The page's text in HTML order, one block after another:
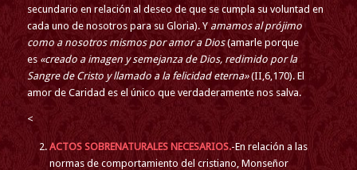
secundario en relación al deseo de que se cumpla su voluntad en
cada uno de nosotros para su Gloria). Y amamos al prójimo
como a nosotros mismos por amor a Dios(amarle porque
es «creado a imagen y semejanza de Dios, redimido por la
Sangre de Cristo y llamado a la felicidad eterna»(II,6,170). El
amor de Caridad es el único que verdaderamente nos salva.
<
ACTOS SOBRENATURALES NECESARIOS.-En relación a las
normas de comportamiento del cristiano, Monseñor